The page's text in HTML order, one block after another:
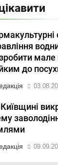
мале
до